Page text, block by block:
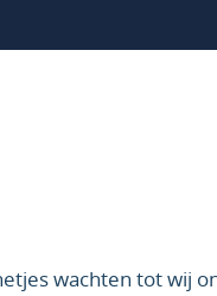
wachten tot wij